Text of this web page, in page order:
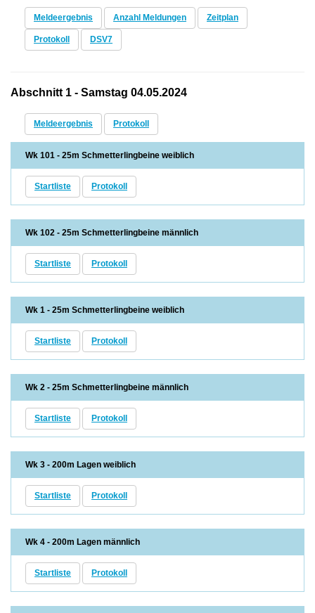
Meldeergebnis Anzahl Meldungen Zeitplan
Protokoll DSV7
Abschnitt 1 - Samstag 04.05.2024
Meldeergebnis Protokoll
Wk 101 - 25m Schmetterlingbeine weiblich
Startliste Protokoll
Wk 102 - 25m Schmetterlingbeine männlich
Startliste Protokoll
Wk 1 - 25m Schmetterlingbeine weiblich
Startliste Protokoll
Wk 2 - 25m Schmetterlingbeine männlich
Startliste Protokoll
Wk 3 - 200m Lagen weiblich
Startliste Protokoll
Wk 4 - 200m Lagen männlich
Startliste Protokoll